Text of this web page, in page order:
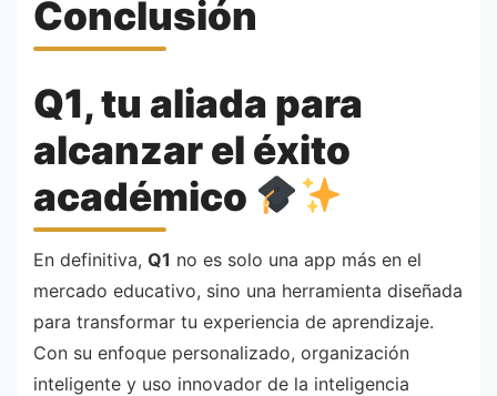
Conclusión
Q1, tu aliada para
alcanzar el éxito
académico
En definitiva, Q1 no es solo una app más en el
mercado educativo, sino una herramienta diseñada
para transformar tu experiencia de aprendizaje.
Con su enfoque personalizado, organización
inteligente y uso innovador de la inteligencia